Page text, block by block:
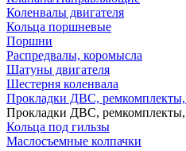
Коленвалы двигателя
Кольца поршневые
Поршни
Распредвалы, коромысла
Шатуны двигателя
Шестерня коленвала
Прокладки ДВС, ремкомплекты,
Прокладки ДВС, ремкомплекты,
Кольца под гильзы
Маслосъемные колпачки